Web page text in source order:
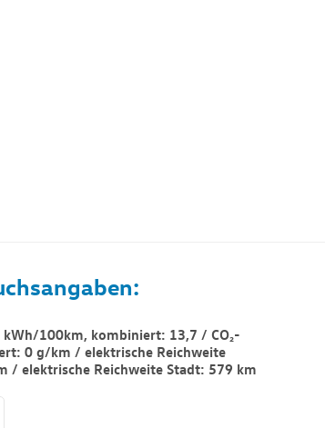
100km, kombiniert: 13,7 / CO₂-
0 g/km / elektrische Reichweite
/ elektrische Reichweite Stadt: 579 km